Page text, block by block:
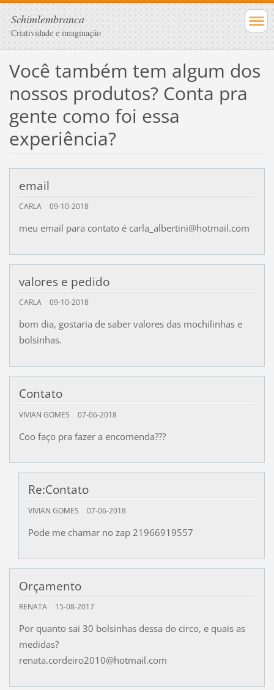
Schimlembranca
Criatividade e imaginação
Você também tem algum dos
nossos produtos? Conta pra
gente como foi essa
experiência?
email
CARLA 09-10-2018
meu email para contato é carla_albertini@hotmail.com
valores e pedido
CARLA 09-10-2018
bom dia, gostaria de saber valores das mochilinhas e
bolsinhas.
Contato
VIVIAN GOMES 07-06-2018
Coo faço pra fazer a encomenda???
Re:Contato
VIVIAN GOMES 07-06-2018
Pode me chamar no zap 21966919557
Orçamento
RENATA 15-08-2017
Por quanto sai 30 bolsinhas dessa do circo, e quais as
medidas?
renata.cordeiro2010@hotmail.com